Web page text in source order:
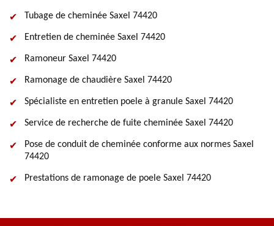
Tubage de cheminée Saxel 74420
Entretien de cheminée Saxel 74420
Ramoneur Saxel 74420
Ramonage de chaudière Saxel 74420
Spécialiste en entretien poele à granule Saxel 74420
Service de recherche de fuite cheminée Saxel 74420
Pose de conduit de cheminée conforme aux normes Saxel
74420
Prestations de ramonage de poele Saxel 74420